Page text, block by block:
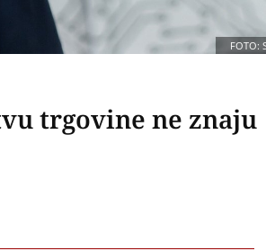
FOTO:
trgovine ne znaju